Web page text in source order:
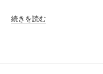
続きを読む